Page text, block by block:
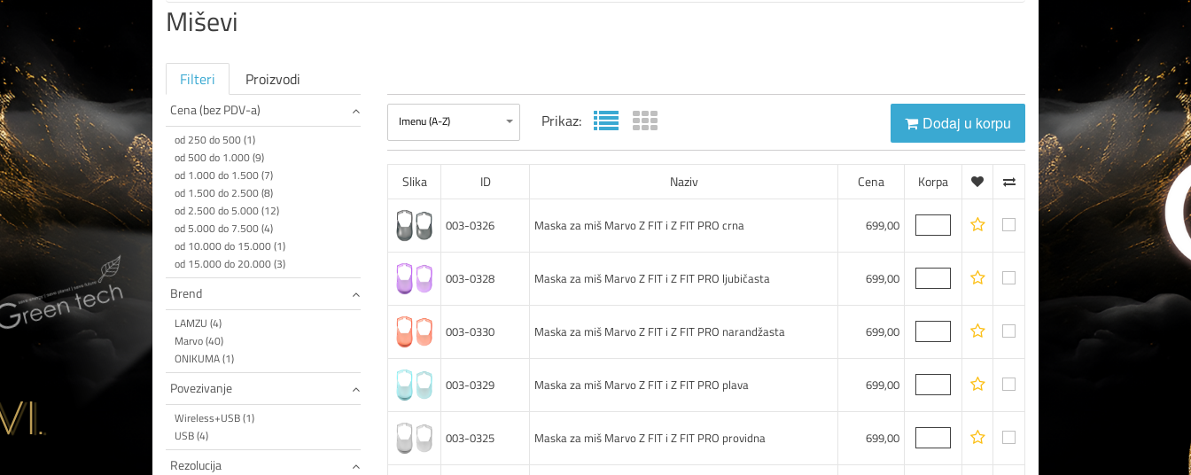
Miševi
Filteri Proizvodi
Cena (bez PDV-a)
od 250 do 500 (1)
od 500 do 1.000 (9)
od 1.000 do 1.500 (7)
od 1.500 do 2.500 (8)
od 2.500 do 5.000 (12)
od 5.000 do 7.500 (4)
od 10.000 do 15.000 (1)
od 15.000 do 20.000 (3)
Brend
LAMZU (4)
Marvo (40)
ONIKUMA (1)
Povezivanje
Wireless+USB (1)
USB (4)
Rezolucija
Imenu (A-Z) Prikaz: Dodaj u korpu
Slika ID Naziv Cena Korpa
003-0326 Maska za miš Marvo Z FIT i Z FIT PRO crna 699,00
003-0328 Maska za miš Marvo Z FIT i Z FIT PRO ljubičasta 699,00
003-0330 Maska za miš Marvo Z FIT i Z FIT PRO narandžasta 699,00
003-0329 Maska za miš Marvo Z FIT i Z FIT PRO plava 699,00
003-0325 Maska za miš Marvo Z FIT i Z FIT PRO providna 699,00